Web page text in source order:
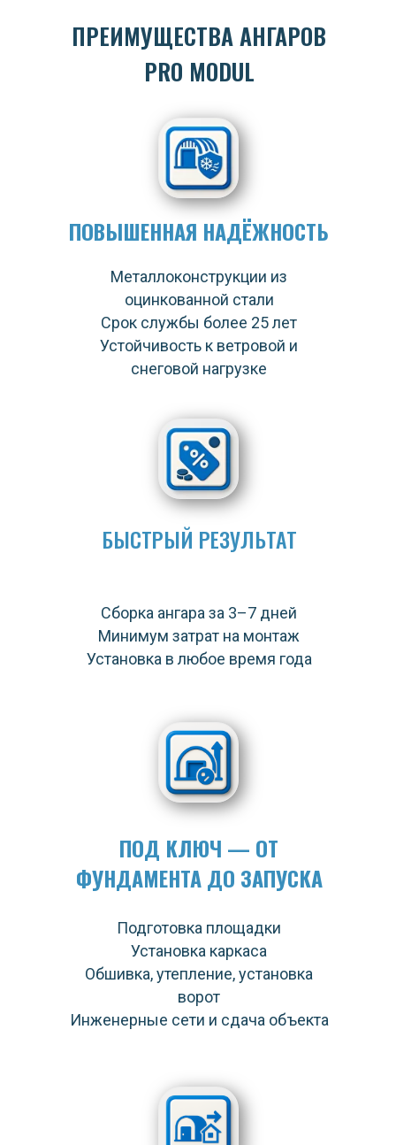
ПРЕИМУЩЕСТВА АНГАРОВ
PRO MODUL
Металлоконструкции из
оцинкованной стали
Срок службы более 25 лет
Устойчивость к ветровой и
снеговой нагрузке
ПОВЫШЕННАЯ НАДЁЖНОСТЬ
БЫСТРЫЙ РЕЗУЛЬТАТ
Сборка ангара за 3–7 дней
Минимум затрат на монтаж
Установка в любое время года
ПОД КЛЮЧ — ОТ
ФУНДАМЕНТА ДО ЗАПУСКА
Подготовка площадки
Установка каркаса
Обшивка, утепление, установка
ворот
Инженерные сети и сдача объекта